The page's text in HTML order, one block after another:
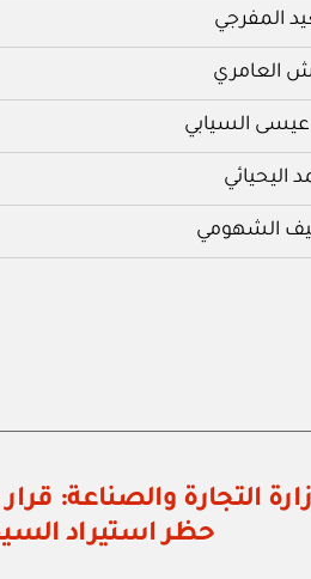
المفرجي
العامري
السيابي
الشهومي
حظر استيراد